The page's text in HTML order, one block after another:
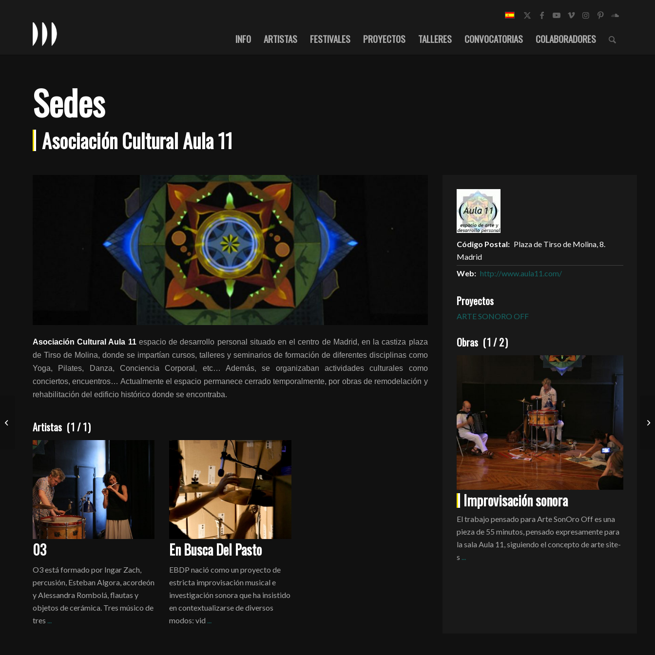
INFO ARTISTAS FESTIVALES PROYECTOS TALLERES CONVOCATORIAS COLABORADORES
Sedes
Asociación Cultural Aula 11
Asociación Cultural Aula 11espacio de desarrollo personal situado en el centro de Madrid, en la castiza plaza
de Tirso de Molina, donde se impartían cursos, talleres y seminarios de formación de diferentes disciplinas como
Yoga, Pilates, Danza, Conciencia Corporal, etc… Además, se organizaban actividades culturales como
conciertos, encuentros… Actualmente el espacio permanece cerrado temporalmente, por obras de remodelación y
rehabilitación del edificio histórico donde se encontraba.
Artistas (1 /1)
03
O3 está formado por Ingar Zach,
percusión, Esteban Algora, acordeón
y Alessandra Rombolá, flautas y
objetos de cerámica. Tres músico de
tres ...
En Busca Del Pasto
EBDP nació como un proyecto de
estricta improvisación musical e
investigación sonora que ha insistido
en contextualizarse de diversos
modos: vid ...
Código Postal: Plaza de Tirso de Molina, 8.
Madrid
Web: http://www.aula11.com/
Proyectos
ARTE SONORO OFF
Obras (1 /2)
Improvisación sonora
El trabajo pensado para Arte SonOro Off es una
pieza de 55 minutos, pensado expresamente para
la sala Aula 11, siguiendo el concepto de arte site-
s ...
Espacio Espora